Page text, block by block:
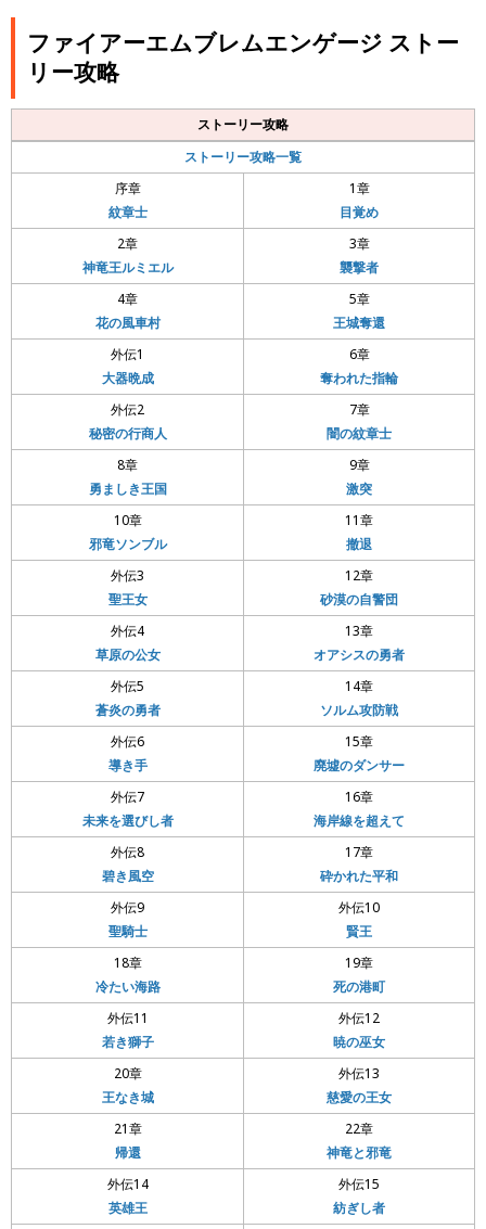
ファイアーエムブレムエンゲージ ストー
リー攻略
ストーリー攻略
ストーリー攻略一覧
序章
紋章士
1章
目覚め
2章
神竜王ルミエル
3章
襲撃者
4章
花の風車村
5章
王城奪還
外伝1
大器晩成
6章
奪われた指輪
外伝2
秘密の行商人
7章
闇の紋章士
8章
勇ましき王国
9章
激突
10章
邪竜ソンブル
11章
撤退
外伝3
聖王女
12章
砂漠の自警団
外伝4
草原の公女
13章
オアシスの勇者
外伝5
蒼炎の勇者
14章
ソルム攻防戦
外伝6
導き手
15章
廃墟のダンサー
外伝7
未来を選びし者
16章
海岸線を超えて
外伝8
碧き風空
17章
砕かれた平和
外伝9
聖騎士
外伝10
賢王
18章
冷たい海路
19章
死の港町
外伝11
若き獅子
外伝12
暁の巫女
20章
王なき城
外伝13
慈愛の王女
21章
帰還
22章
神竜と邪竜
外伝14
英雄王
外伝15
紡ぎし者